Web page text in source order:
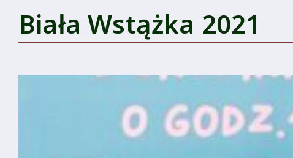
Biała Wstążka 2021